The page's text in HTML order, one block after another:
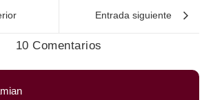
Entrada siguiente
10 Comentarios